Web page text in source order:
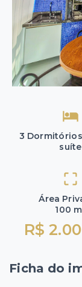
3
suíte
Área
100
R$
Ficha do